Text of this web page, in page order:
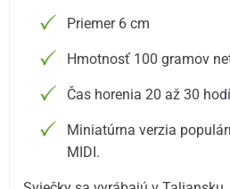
Priemer 6 cm
Hmotnosť 100 gramov
Čas horenia 20 až 30
Miniatúrna verzia
MIDI.